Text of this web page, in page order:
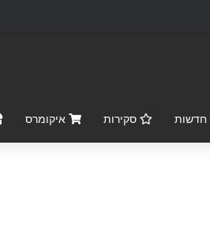
חדשות סקירות איקומרס